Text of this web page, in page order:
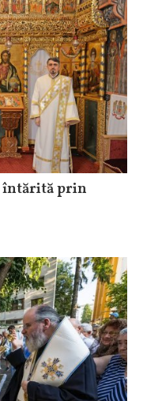
întărită prin